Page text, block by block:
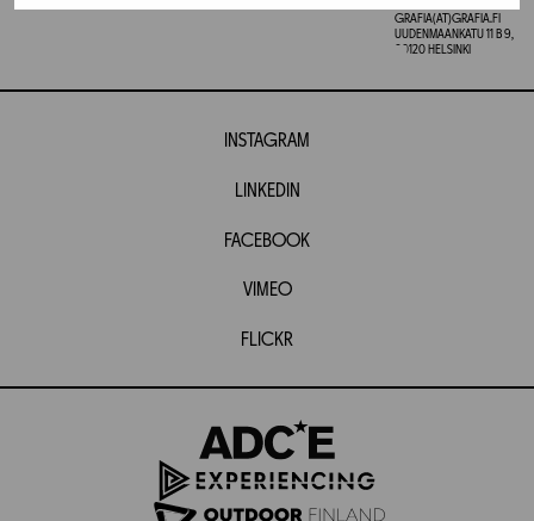
GRAFIA(AT)GRAFIA.FI
UUDENMAANKATU 11 B 9,
00120 HELSINKI
INSTAGRAM
LINKEDIN
FACEBOOK
VIMEO
FLICKR